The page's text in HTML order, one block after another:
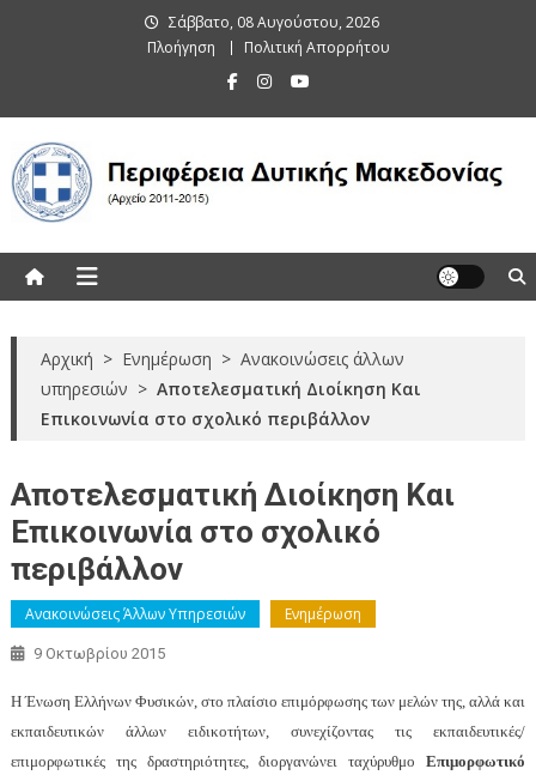
Σάββατο, 08 Αυγούστου, 2026
Πλοήγηση
Πολιτική Απορρήτου
Αρχική > Ενημέρωση > Ανακοινώσεις άλλων
υπηρεσιών > Αποτελεσματική Διοίκηση Και
Επικοινωνία στο σχολικό περιβάλλον
Αποτελεσματική Διοίκηση Και
Επικοινωνία στο σχολικό
περιβάλλον
Ανακοινώσεις Άλλων Υπηρεσιών Ενημέρωση
9 Οκτωβρίου 2015
Η Ένωση Ελλήνων Φυσικών, στο πλαίσιο επιμόρφωσης των μελών της, αλλά και
εκπαιδευτικών άλλων ειδικοτήτων, συνεχίζοντας τις εκπαιδευτικές/
επιμορφωτικές της δραστηριότητες, διοργανώνει ταχύρυθμοΕπιμορφωτικό